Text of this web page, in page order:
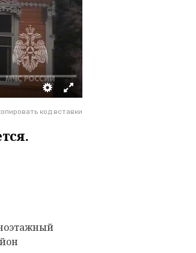
код вставки